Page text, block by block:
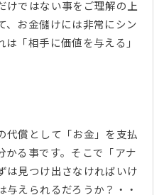
けではない事をご理解の上
、お金儲けには非常にシン
「相手に価値を与える」
代償として「お金」を支払
かる事です。そこで「アナ
は見つけ出さなければいけ
与えられるだろうか？・・